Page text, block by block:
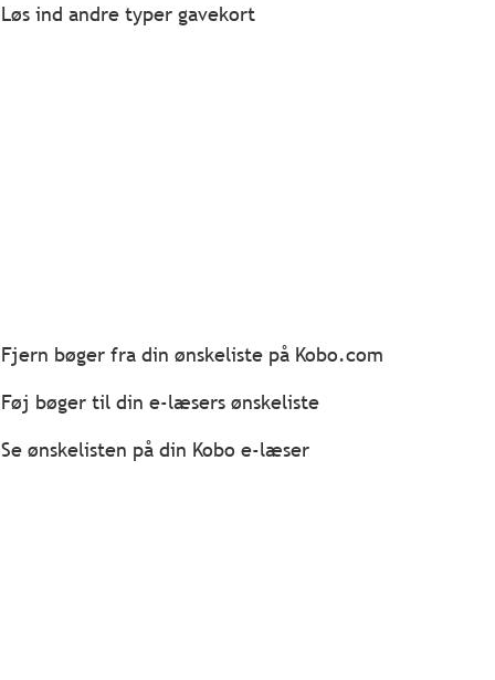
Løs ind andre typer gavekort
Fjern bøger fra din ønskeliste på Kobo.com
Føj bøger til din e-læsers ønskeliste
Se ønskelisten på din Kobo e-læser